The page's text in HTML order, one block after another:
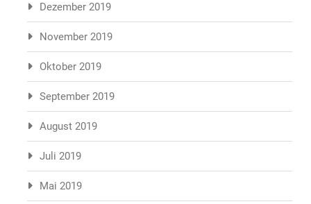
Dezember 2019
November 2019
Oktober 2019
September 2019
August 2019
Juli 2019
Mai 2019